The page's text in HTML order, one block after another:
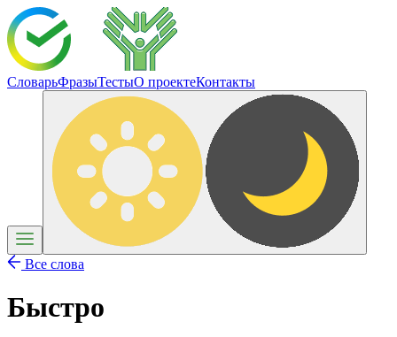
СловарьФразыТестыО проектеКонтакты
Все слова
Быстро